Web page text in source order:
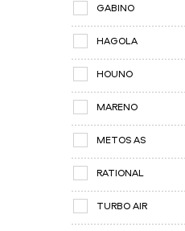
GABINO
HAGOLA
HOUNO
MARENO
METOS AS
RATIONAL
TURBO AIR